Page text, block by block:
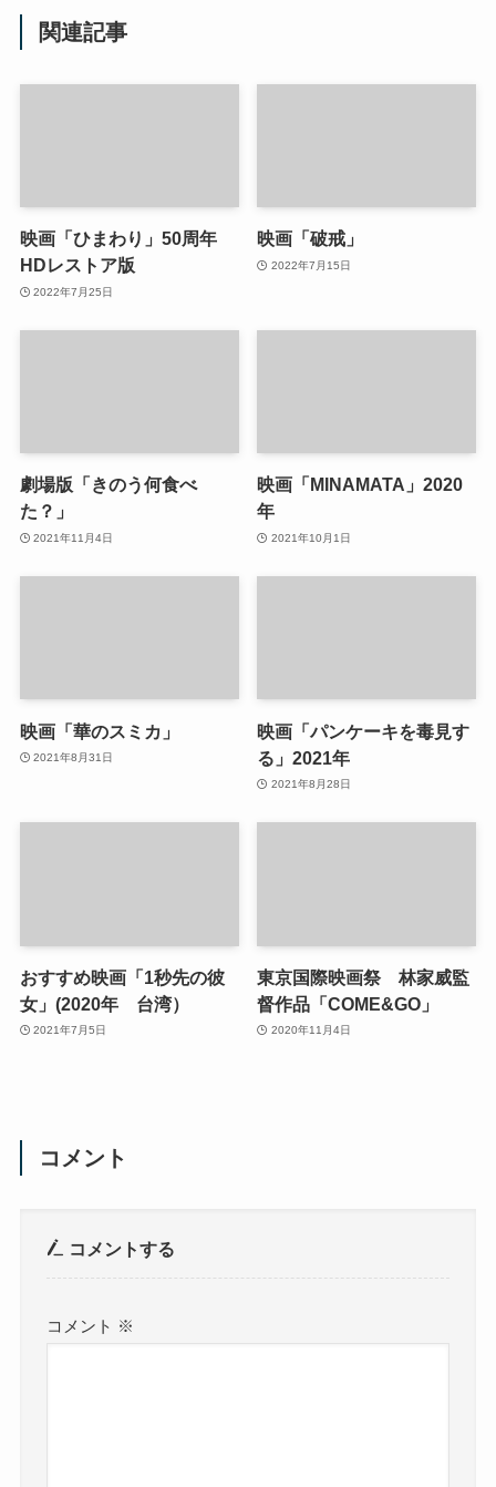
関連記事
映画「ひまわり」50周年
HDレストア版
2022年7月25日
映画「破戒」
2022年7月15日
劇場版「きのう何食べ
た？」
2021年11月4日
映画「MINAMATA」2020
年
2021年10月1日
映画「華のスミカ」
2021年8月31日
映画「パンケーキを毒見す
る」2021年
2021年8月28日
おすすめ映画「1秒先の彼
女」(2020年 台湾）
2021年7月5日
東京国際映画祭 林家威監
督作品「COME&GO」
2020年11月4日
コメント
コメントする
コメント ※